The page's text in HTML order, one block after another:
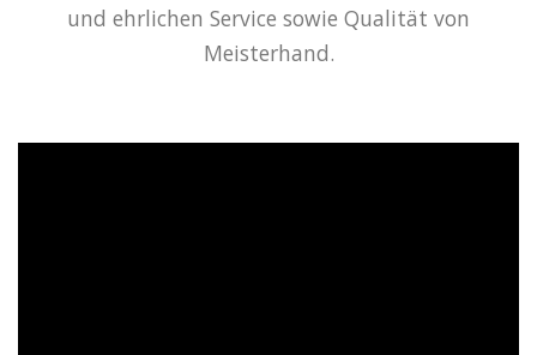
und ehrlichen Service sowie Qualität von
Meisterhand.